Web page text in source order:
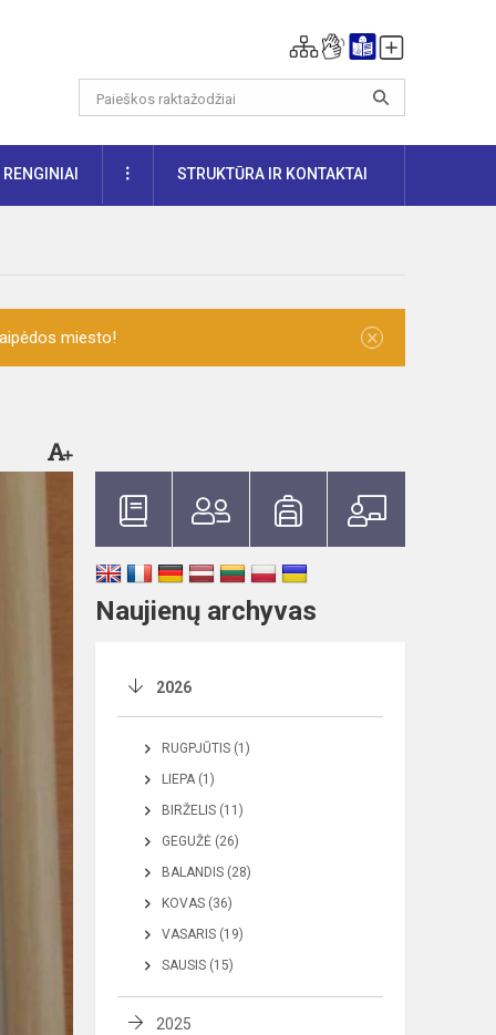
RENGINIAI DAUGIAUSTRUKTŪRA IR KONTAKTAI
miesto! ×
Naujienų archyvas
2026
RUGPJŪTIS (1)
LIEPA (1)
BIRŽELIS (11)
GEGUŽĖ (26)
BALANDIS (28)
KOVAS (36)
VASARIS (19)
SAUSIS (15)
2025